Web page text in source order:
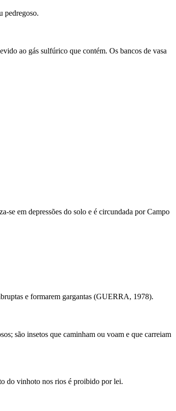
pedregoso.
ao gás sulfúrico que contém. Os bancos de vasa
se em depressões do solo e é circundada por Campo
e formarem gargantas (GUERRA, 1978).
são insetos que caminham ou voam e que carreiam
do vinhoto nos rios é proibido por lei.